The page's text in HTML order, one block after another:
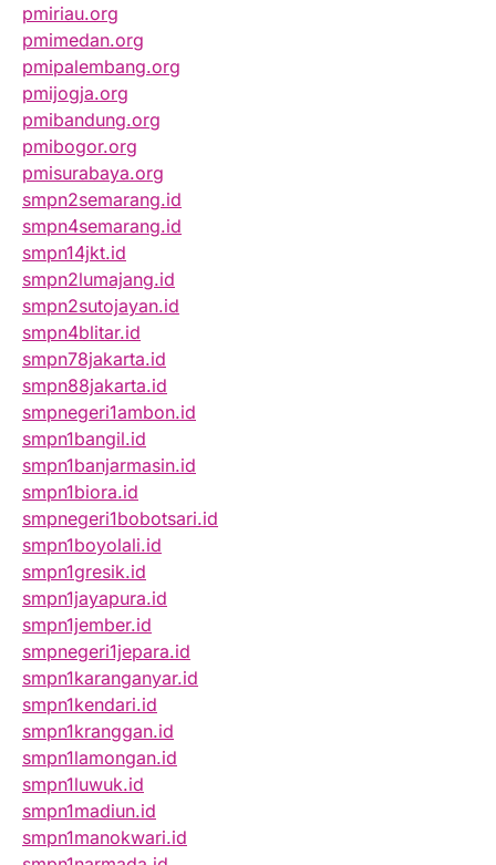
pmiriau.org
pmimedan.org
pmipalembang.org
pmijogja.org
pmibandung.org
pmibogor.org
pmisurabaya.org
smpn2semarang.id
smpn4semarang.id
smpn14jkt.id
smpn2lumajang.id
smpn2sutojayan.id
smpn4blitar.id
smpn78jakarta.id
smpn88jakarta.id
smpnegeri1ambon.id
smpn1bangil.id
smpn1banjarmasin.id
smpn1biora.id
smpnegeri1bobotsari.id
smpn1boyolali.id
smpn1gresik.id
smpn1jayapura.id
smpn1jember.id
smpnegeri1jepara.id
smpn1karanganyar.id
smpn1kendari.id
smpn1kranggan.id
smpn1lamongan.id
smpn1luwuk.id
smpn1madiun.id
smpn1manokwari.id